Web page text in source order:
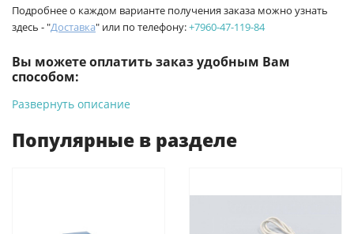
Подробнее о каждом варианте получения заказа можно узнать
здесь - "Доставка" или по телефону:+7960-47-119-84
Вы можете оплатить заказ удобным Вам
способом:
-Банковской картой на сайте ProffЭлектро. Данный вид
6/2 (база КПП)или по адресу ул. Новороссийская 161И.
Для юридических лиц: переводом на расчетный счет при
Развернуть описание
Популярные в разделе